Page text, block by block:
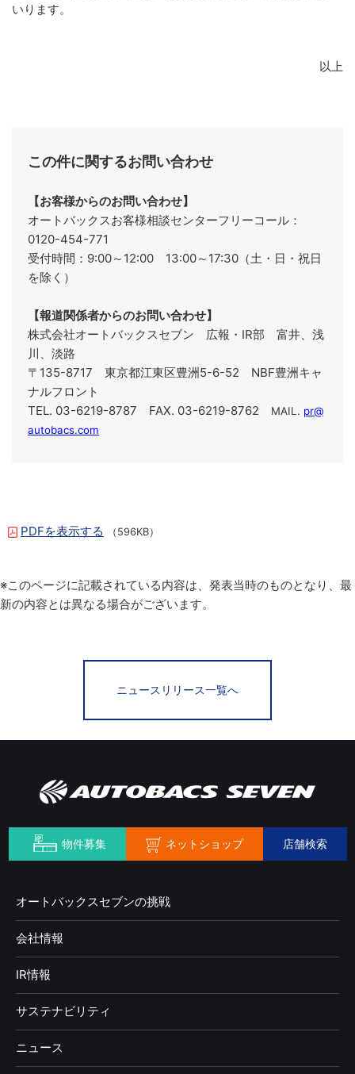
いります。
以上
この件に関するお問い合わせ
【お客様からのお問い合わせ】
オートバックスお客様相談センターフリーコール：
0120-454-771
受付時間：9:00～12:00 13:00～17:30（土・日・祝日
を除く）
【報道関係者からのお問い合わせ】
株式会社オートバックスセブン 広報・IR部 富井、浅
川、淡路
〒135-8717 東京都江東区豊洲5-6-52 NBF豊洲キャ
ナルフロント
TEL. 03-6219-8787 FAX. 03-6219-8762
MAIL. pr@
autobacs.com
PDFを表示する （596KB）
※このページに記載されている内容は、発表当時のものとなり、最
新の内容とは異なる場合がございます。
ニュースリリース一覧へ
物件募集 ネットショップ 店舗検索
オートバックスセブンの挑戦
会社情報
IR情報
サステナビリティ
ニュース